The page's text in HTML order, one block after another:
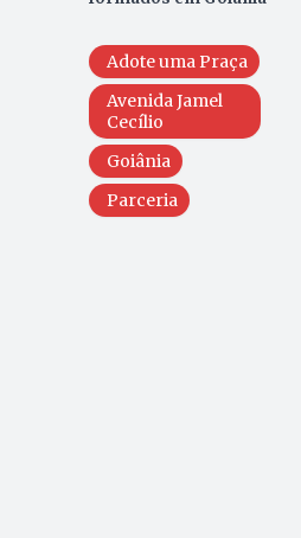
Adote uma Praça
Avenida Jamel
Cecílio
Goiânia
Parceria